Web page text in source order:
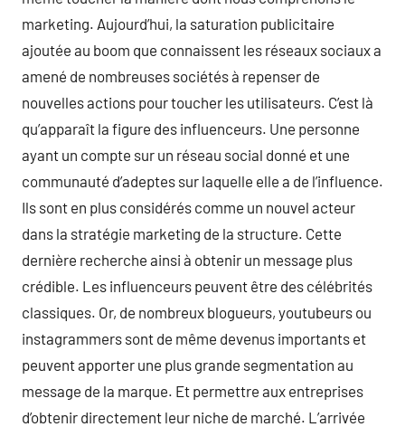
marketing. Aujourd’hui, la saturation publicitaire
ajoutée au boom que connaissent les réseaux sociaux a
amené de nombreuses sociétés à repenser de
nouvelles actions pour toucher les utilisateurs. C’est là
qu’apparaît la figure des influenceurs. Une personne
ayant un compte sur un réseau social donné et une
communauté d’adeptes sur laquelle elle a de l’influence.
Ils sont en plus considérés comme un nouvel acteur
dans la stratégie marketing de la structure. Cette
dernière recherche ainsi à obtenir un message plus
crédible. Les influenceurs peuvent être des célébrités
classiques. Or, de nombreux blogueurs, youtubeurs ou
instagrammers sont de même devenus importants et
peuvent apporter une plus grande segmentation au
message de la marque. Et permettre aux entreprises
d’obtenir directement leur niche de marché. L’arrivée